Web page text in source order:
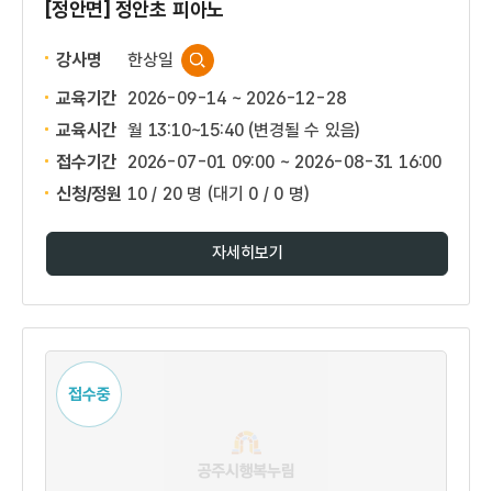
[정안면] 정안초 피아노
강사명
한상일
교육기간 2026-09-14 ~ 2026-12-28
교육시간 월 13:10~15:40 (변경될 수 있음)
접수기간 2026-07-01 09:00 ~ 2026-08-31 16:00
신청/정원 10 / 20 명 (대기 0 / 0 명)
자세히보기
접수중